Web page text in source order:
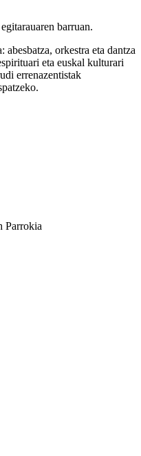
barruan.
orkestra eta dantza
eta euskal kulturari
errenazentistak
Parrokia